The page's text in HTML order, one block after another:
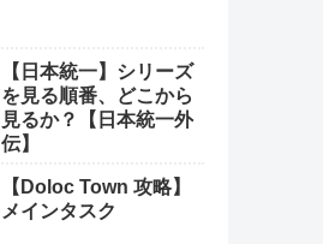
【日本統一】シリーズ
を見る順番、どこから
見るか？【日本統一外
伝】
【Doloc Town 攻略】
メインタスク